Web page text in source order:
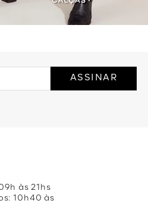
ASSINAR
às 21hs
10h40 às